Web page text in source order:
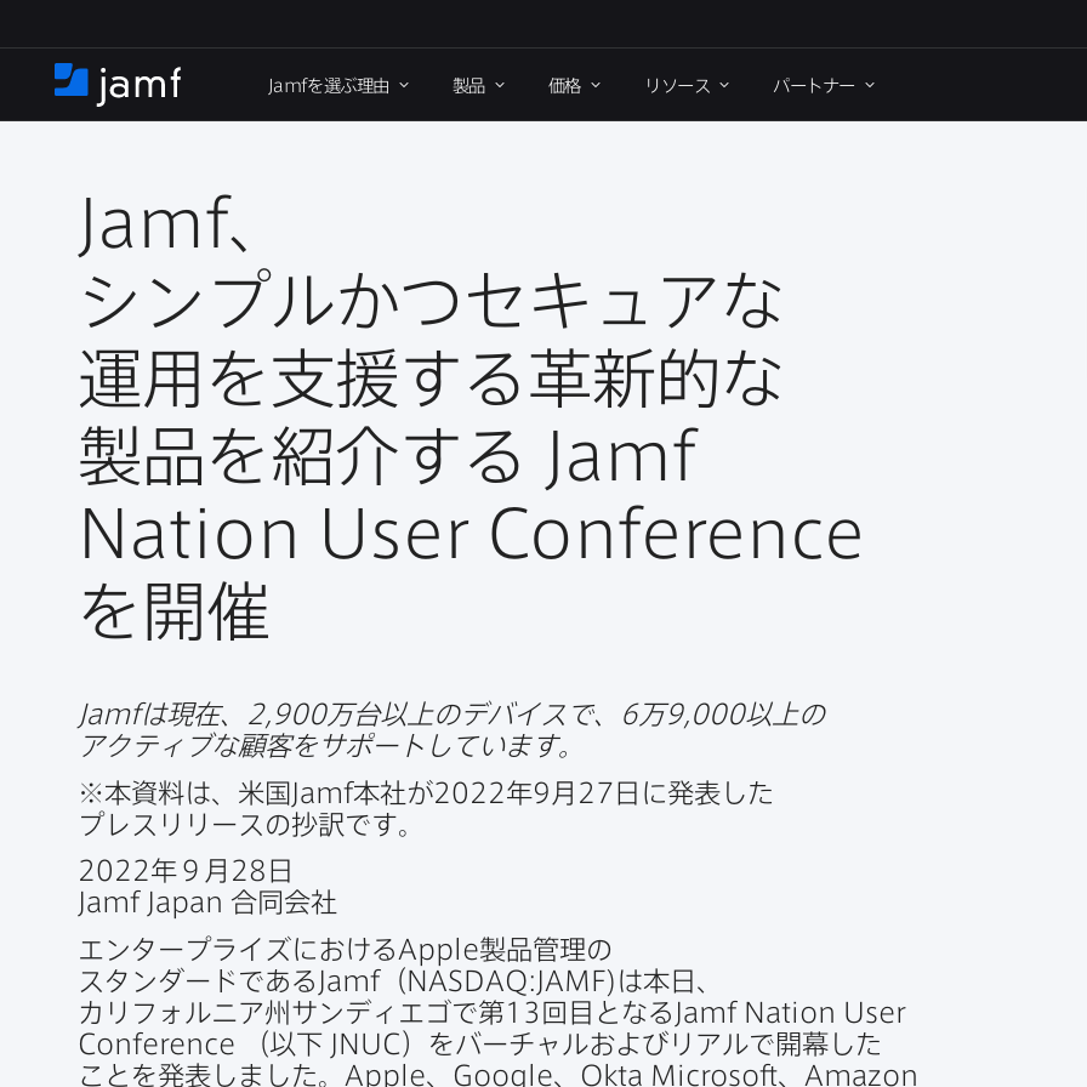
イ
ン
ホ
ー
Jamfを​選ぶ理由 製品 価格 リソース パートナー
Jamf、​
シンプルかつセキュアな​
運用を​支援する​革新的な​
製品を​紹介する
Jamf
Nation User Conference
を​開催
Jamfは​現在、 2, 900万台以上の​デバイスで、 6万9,000以上の​
アクティブな​顧客を​サポートしています。
※本資料は、​米国 Jamf本社が2022年9 月 27日に​発表した​
プレスリリースの​抄訳です。
2022年９月 28 日
Jamf Japan 合同会社
エンタープライズに​おける Apple製品管理の​
スタンダードである Jamf（NASDAQ: JAMF)は​本日、​
カリフォルニア州サンディエゴで​第13 回目となる Jamf Nation User
Conference
（以下 JNUC）を​バーチャルおよびリアルで​開幕した​
ことを​発表しました。 Apple、 Google、 Okta Microsoft、 Amazon